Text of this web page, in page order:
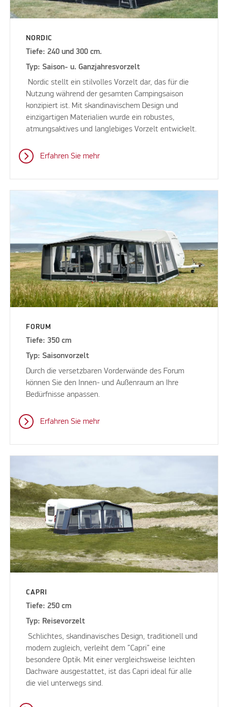
NORDIC
Tiefe: 240 und 300 cm.
Typ: Saison- u. Ganzjahresvorzelt
Nordic stellt ein stilvolles Vorzelt dar, das für die
Nutzung während der gesamten Campingsaison
konzipiert ist. Mit skandinavischem Design und
einzigartigen Materialien wurde ein robustes,
atmungsaktives und langlebiges Vorzelt entwickelt.
Erfahren Sie mehr
FORUM
Tiefe: 350 cm
Typ: Saisonvorzelt
Durch die versetzbaren Vorderwände des Forum
können Sie den Innen- und Außenraum an Ihre
Bedürfnisse anpassen.
Erfahren Sie mehr
CAPRI
Tiefe: 250 cm
Typ: Reisevorzelt
Schlichtes, skandinavisches Design, traditionell und
modern zugleich, verleiht dem ”Capri” eine
besondere Optik. Mit einer vergleichsweise leichten
Dachware ausgestattet, ist das Capri ideal für alle
die viel unterwegs sind.